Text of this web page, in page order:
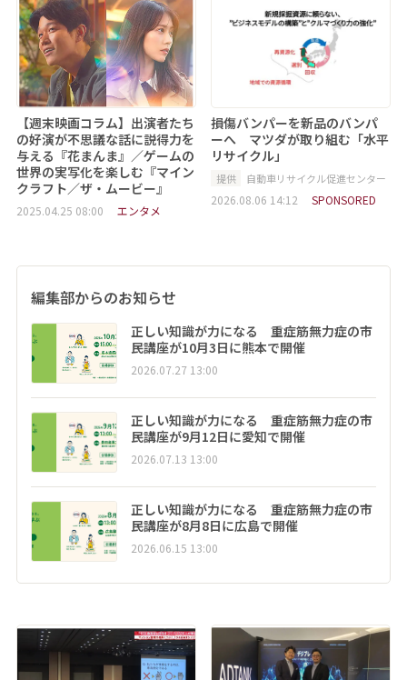
【週末映画コラム】出演者たち
の好演が不思議な話に説得力を
与える『花まんま』／ゲームの
世界の実写化を楽しむ『マイン
クラフト／ザ・ムービー』
2025.04.25 08:00 エンタメ
損傷バンパーを新品のバンパ
ーへ マツダが取り組む「水平
リサイクル」
提供 自動車リサイクル促進センター
2026.08.06 14:12 SPONSORED
編集部からのお知らせ
正しい知識が力になる 重症筋無力症の市
民講座が10月3日に熊本で開催
2026.07.27 13:00
正しい知識が力になる 重症筋無力症の市
民講座が9月12日に愛知で開催
2026.07.13 13:00
正しい知識が力になる 重症筋無力症の市
民講座が8月8日に広島で開催
2026.06.15 13:00